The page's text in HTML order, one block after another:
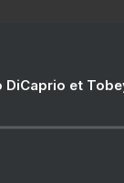
DiCaprio et